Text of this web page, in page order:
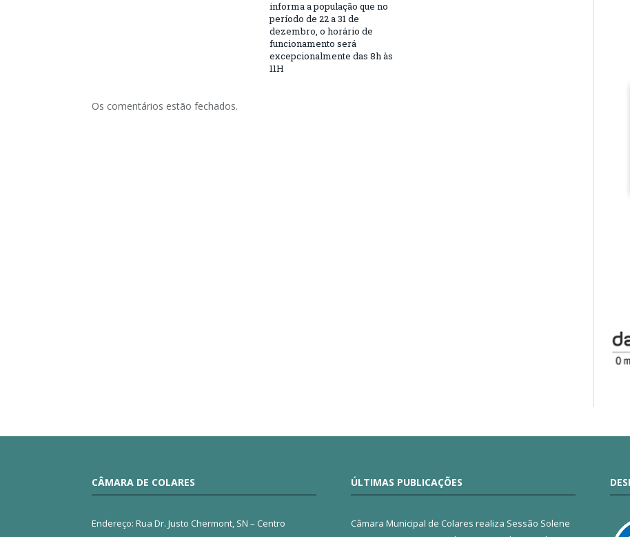
informa a população que no
período de 22 a 31 de
dezembro, o horário de
funcionamento será
excepcionalmente das 8h às
11H
Os comentários estão fechados.
CÂMARA DE COLARES
Endereço: Rua Dr. Justo Chermont, SN – Centro
ÚLTIMAS PUBLICAÇÕES
Câmara Municipal de Colares realiza Sessão Solene